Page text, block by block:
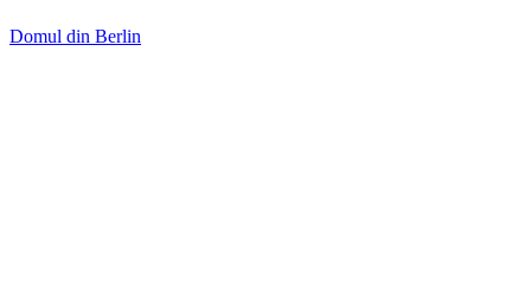
Domul din Berlin